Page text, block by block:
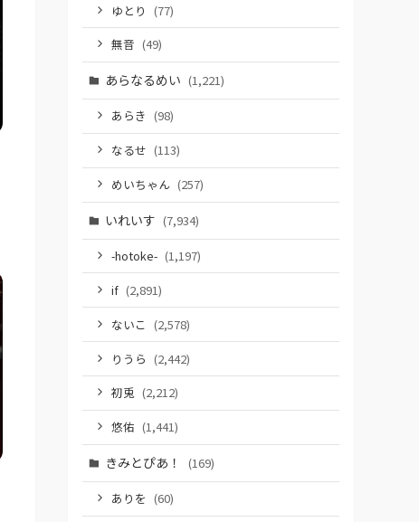
ゆとり (77)
無音 (49)
あらなるめい (1,221)
あらき (98)
なるせ (113)
めいちゃん (257)
いれいす (7,934)
-hotoke- (1,197)
if (2,891)
ないこ (2,578)
りうら (2,442)
初兎 (2,212)
悠佑 (1,441)
きみとぴあ！ (169)
ありを (60)